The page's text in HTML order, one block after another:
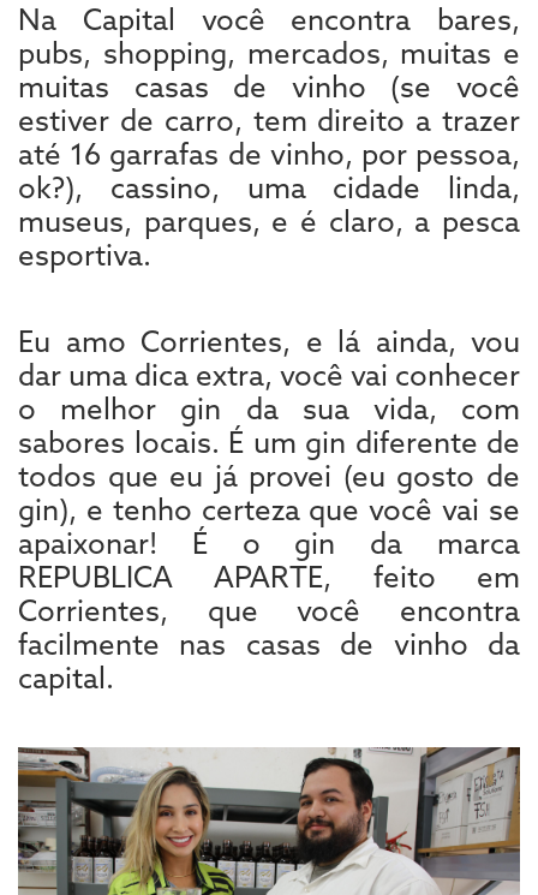
Na Capital você encontra bares,
pubs, shopping, mercados, muitas e
muitas casas de vinho (se você
estiver de carro, tem direito a trazer
até 16 garrafas de vinho, por pessoa,
ok?), cassino, uma cidade linda,
museus, parques, e é claro, a pesca
esportiva.
Eu amo Corrientes, e lá ainda, vou
dar uma dica extra, você vai conhecer
o melhor gin da sua vida, com
sabores locais. É um gin diferente de
todos que eu já provei (eu gosto de
gin), e tenho certeza que você vai se
apaixonar! É o gin da marca
REPUBLICA APARTE, feito em
Corrientes, que você encontra
facilmente nas casas de vinho da
capital.